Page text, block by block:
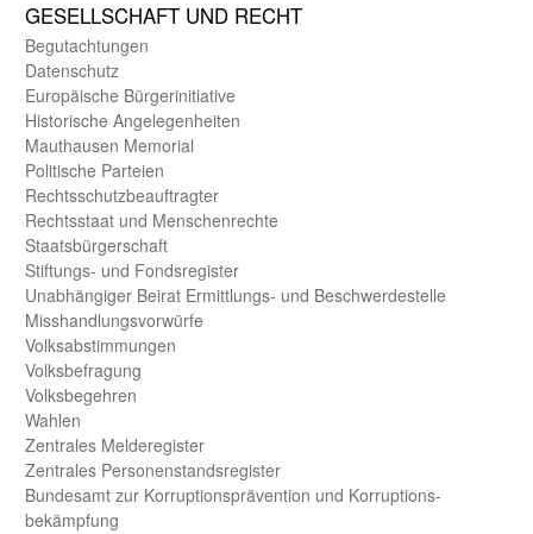
GE­SELL­SCHAFT UND RECHT
Begut­achtungen
Daten­schutz
Europäische Bürger­initiative
Historische Angelegen­heiten
Mauthausen Memorial
Politische Parteien
Rechts­schutz­beauftragter
Rechts­staat und Menschen­rechte
Staats­bürger­schaft
Stiftungs- und Fonds­register
Unab­hängiger Beirat Ermittlungs- und Beschwerde­stelle
Misshandlungs­vorwürfe
Volks­abstimmungen
Volks­befragung
Volks­begehren
Wahlen
Zentrales Melde­register
Zentrales Personen­stands­register
Bundes­amt zur Korrup­tions­prävention und Korrup­tions­
bekämpfung